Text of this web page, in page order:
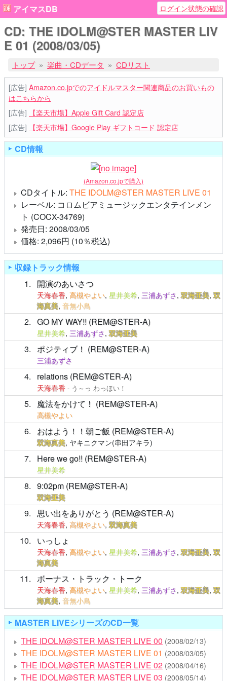
アイマスDB ログイン状態の確認
CD: THE IDOLM@STER MASTER LIV
E 01 (2008/03/05)
トップ 楽曲・CDデータ CDリスト
[広告] Amazon.co.jpでのアイドルマスター関連商品のお買いもの
はこちらから
[広告]
【楽天市場】Apple Gift Card 認定店
[広告]
【楽天市場】Google Play ギフトコード 認定店
CD情報
(Amazon.co.jpで購入)
CDタイトル: THE IDOLM@STER MASTER LIVE 01
レーベル: コロムビアミュージックエンタテインメン
ト (COCX-34769)
発売日: 2008/03/05
価格: 2,096円 (10％税込)
収録トラック情報
1
開演のあいさつ
天海春香, 高槻やよい, 星井美希, 三浦あずさ,双海亜美,双
海真美, 音無小鳥
2 GO MY WAY!! (REM@STER-A)
星井美希, 三浦あずさ,双海亜美
3 ポジティブ！ (REM@STER-A)
三浦あずさ
4 relations (REM@STER-A)
天海春香 - う～っ わっほい！
5 魔法をかけて！ (REM@STER-A)
高槻やよい
6 おはよう！！朝ご飯 (REM@STER-A)
双海真美, ヤキニクマン(串田アキラ)
7 Here we go!! (REM@STER-A)
星井美希
8 9:02pm (REM@STER-A)
双海亜美
9 思い出をありがとう (REM@STER-A)
天海春香, 高槻やよい,双海真美
10 いっしょ
天海春香, 高槻やよい, 星井美希, 三浦あずさ,双海亜美,双
海真美
11 ボーナス・トラック・トーク
天海春香, 高槻やよい, 星井美希, 三浦あずさ,双海亜美,双
海真美, 音無小鳥
MASTER LIVEシリーズのCD一覧
THE IDOLM@STER MASTER LIVE 00 (2008/02/13)
THE IDOLM@STER MASTER LIVE 01 (2008/03/05)
THE IDOLM@STER MASTER LIVE 02 (2008/04/16)
THE IDOLM@STER MASTER LIVE 03 (2008/05/14)